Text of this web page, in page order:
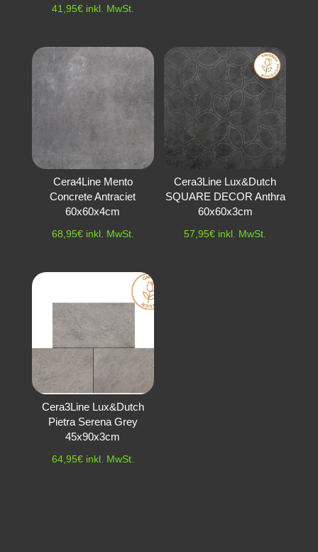
41,95€ inkl. MwSt.
Cera4Line Mento
Concrete Antraciet
60x60x4cm
68,95€ inkl. MwSt.
Cera3Line Lux&Dutch
SQUARE DECOR Anthra
60x60x3cm
57,95€ inkl. MwSt.
Cera3Line Lux&Dutch
Pietra Serena Grey
45x90x3cm
64,95€ inkl. MwSt.